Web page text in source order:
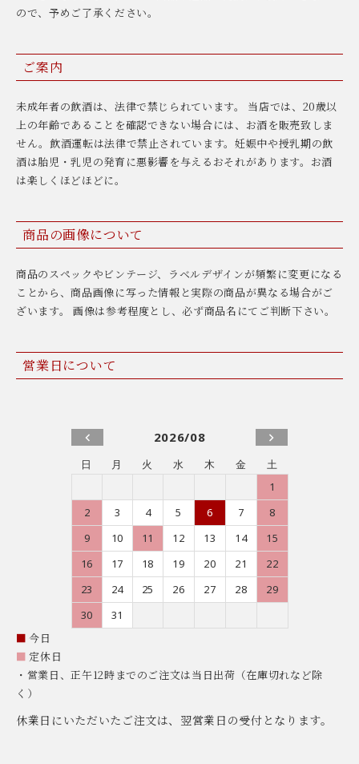
ので、予めご了承ください。
ご案内
未成年者の飲酒は、法律で禁じられています。 当店では、20歳以
上の年齢であることを確認できない場合には、お酒を販売致しま
せん。飲酒運転は法律で禁止されています。妊娠中や授乳期の飲
酒は胎児・乳児の発育に悪影響を与えるおそれがあります。お酒
は楽しくほどほどに。
商品の画像について
商品のスペックやビンテージ、ラベルデザインが頻繁に変更になる
ことから、商品画像に写った情報と実際の商品が異なる場合がご
ざいます。 画像は参考程度とし、必ず商品名にてご判断下さい。
営業日について
2026/08
日 月 火 水 木 金
土
1
2
3 4 5 6 7
8
9
10 11 12 13 14
15
16
17 18 19 20 21
22
23
24 25 26 27 28
29
30
31
■ 今日
■ 定休日
・営業日、正午12時までのご注文は当日出荷（在庫切れなど除
く）
休業日にいただいたご注文は、翌営業日の受付となります。